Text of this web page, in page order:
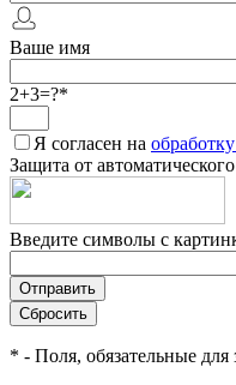
Ваше имя
2+3=?*
Я согласен на
Защита от
Введите символы с
* - Поля, обязательные для